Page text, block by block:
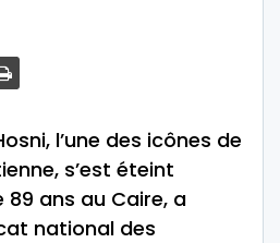
l’une des icônes de
s’est éteint
89 ans au Caire, a
national des